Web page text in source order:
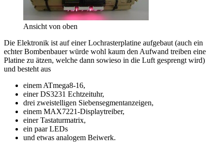
Ansicht von oben
Die Elektronik ist auf einer Lochrasterplatine aufgebaut (auch ein
echter Bombenbauer würde wohl kaum den Aufwand treiben eine
Platine zu ätzen, welche dann sowieso in die Luft gesprengt wird)
und besteht aus
einem ATmega8-16,
einer DS3231 Echtzeituhr,
drei zweistelligen Siebensegmentanzeigen,
einem MAX7221-Displaytreiber,
einer Tastaturmatrix,
ein paar LEDs
und etwas analogem Beiwerk.